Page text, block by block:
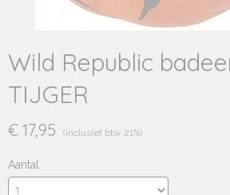
Wild Republic
TIJGER
€ 17,95 (inclusief btw 21%)
Aantal